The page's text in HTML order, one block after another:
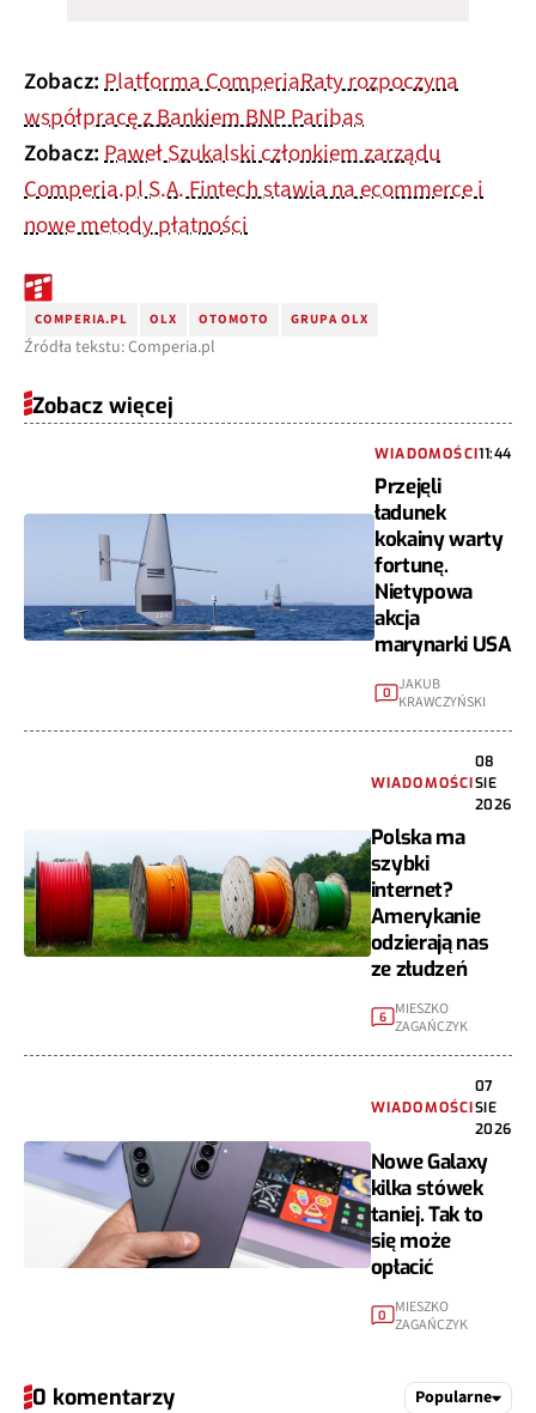
Zobacz:Platforma ComperiaRaty rozpoczyna
współpracę z Bankiem BNP Paribas
Zobacz:Paweł Szukalski członkiem zarządu
Comperia.pl S.A. Fintech stawia na ecommerce i
nowe metody płatności
COMPERIA.PL OLX OTOMOTO GRUPA OLX
Źródła tekstu: Comperia.pl
Zobacz więcej
WIADOMOŚCI11:44
Przejęli
ładunek
kokainy warty
fortunę.
Nietypowa
akcja
marynarki USA
0 JAKUB
KRAWCZYŃSKI
WIADOMOŚCI
08
SIE
2026
Polska ma
szybki
internet?
Amerykanie
odzierają nas
ze złudzeń
6 MIESZKO
ZAGAŃCZYK
WIADOMOŚCI
07
SIE
2026
Nowe Galaxy
kilka stówek
taniej. Tak to
się może
opłacić
0 MIESZKO
ZAGAŃCZYK
0 komentarzy Popularne